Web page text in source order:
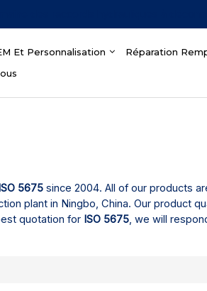
Et Personnalisation Réparation
ISO 5675 since 2004. All of our products
plant in Ningbo, China. Our product
quotation for ISO 5675, we will